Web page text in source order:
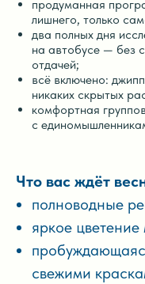
продуманная
лишнего, только
два полных дня
на автобусе — без
отдачей;
всё включено:
никаких скрытых
комфортная
с
Что вас ждёт
полноводные
яркое
свежими